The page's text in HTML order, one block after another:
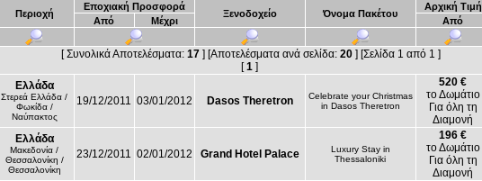
Περιοχή
Εποχιακή Προσφορά
Ξενοδοχείο Όνομα Πακέτου
Αρχική Τιμή
Από Μέχρι Από
[ Συνολικά Αποτελέσματα: 17] [Αποτελέσματα ανά σελίδα: 20] [Σελίδα 1 από 1 ]
[1]
Ελλάδα
Στερεά Ελλάδα /
Φωκίδα /
Ναύπακτος
19/12/2011 03/01/2012 Dasos Theretron
Celebrate your Christmas
in Dasos Theretron
520 €
το Δωμάτιο
Για όλη τη
Διαμονή
Ελλάδα
Μακεδονία /
Θεσσαλονίκη /
Θεσσαλονίκη
23/12/2011 02/01/2012 Grand Hotel Palace
Luxury Stay in
Thessaloniki
196 €
το Δωμάτιο
Για όλη τη
Διαμονή